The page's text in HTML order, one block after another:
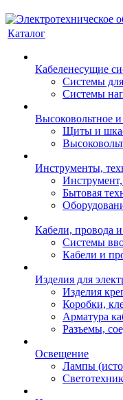
Каталог
Кабеленесущие
Системы
Системы
Высоковольтное
Щиты и
Инструменты,
Бытовая
Кабели, провода
Системы
Кабели и
Изделия для
Изделия
Коробки,
Арматура
Разъемы,
Освещение
Лампы